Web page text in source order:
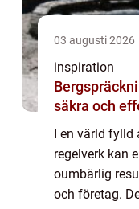
03 augusti 2026
inspiration
Bergspräckning skonsam
säkra och
I en värld fylld
regelverk kan
oumbärlig
och företag.